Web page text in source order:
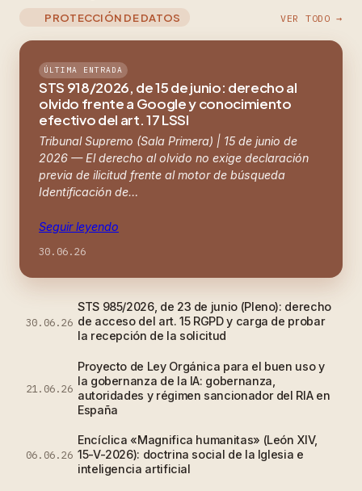
PROTECCIÓN DE DATOS
VER TODO →
ÚLTIMA ENTRADA
STS 918/2026, de 15 de junio: derecho al
olvido frente a Google y conocimiento
efectivo del art. 17 LSSI
Tribunal Supremo (Sala Primera) | 15 de junio de
2026 — El derecho al olvido no exige declaración
previa de ilicitud frente al motor de búsqueda
Identificación de…
Seguir leyendo
30.06.26
30.06.26
STS 985/2026, de 23 de junio (Pleno): derecho
de acceso del art. 15 RGPD y carga de probar
la recepción de la solicitud
21.06.26
Proyecto de Ley Orgánica para el buen uso y
la gobernanza de la IA: gobernanza,
autoridades y régimen sancionador del RIA en
España
06.06.26
Encíclica «Magnifica humanitas» (León XIV,
15-V-2026): doctrina social de la Iglesia e
inteligencia artificial